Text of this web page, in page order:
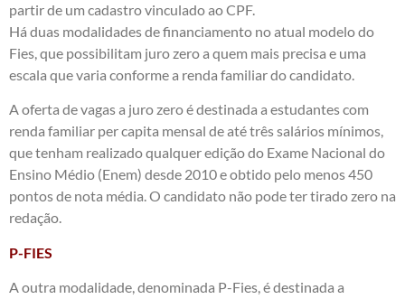
partir de um cadastro vinculado ao CPF.
Há duas modalidades de financiamento no atual modelo do
Fies, que possibilitam juro zero a quem mais precisa e uma
escala que varia conforme a renda familiar do candidato.
A oferta de vagas a juro zero é destinada a estudantes com
renda familiar per capita mensal de até três salários mínimos,
que tenham realizado qualquer edição do Exame Nacional do
Ensino Médio (Enem) desde 2010 e obtido pelo menos 450
pontos de nota média. O candidato não pode ter tirado zero na
redação.
P-FIES
A outra modalidade, denominada P-Fies, é destinada a